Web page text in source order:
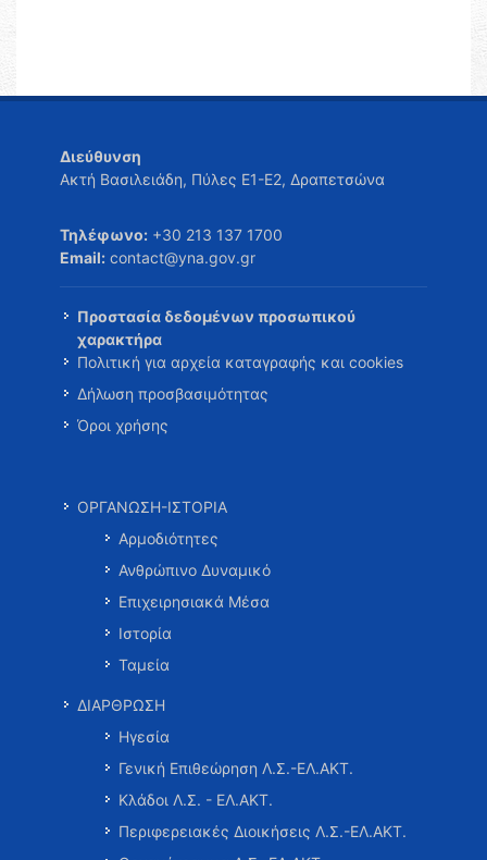
Διεύθυνση
Ακτή Βασιλειάδη, Πύλες Ε1-Ε2, Δραπετσώνα
Τηλέφωνο: +30 213 137 1700
Email: contact@yna.gov.gr
Προστασία δεδομένων προσωπικού
χαρακτήρα
Πολιτική για αρχεία καταγραφής και cookies
Δήλωση προσβασιμότητας
Όροι χρήσης
ΟΡΓΑΝΩΣΗ-ΙΣΤΟΡΙΑ
Αρμοδιότητες
Ανθρώπινο Δυναμικό
Επιχειρησιακά Μέσα
Ιστορία
Ταμεία
ΔΙΑΡΘΡΩΣΗ
Ηγεσία
Γενική Επιθεώρηση Λ.Σ.-ΕΛ.ΑΚΤ.
Κλάδοι Λ.Σ. - ΕΛ.ΑΚΤ.
Περιφερειακές Διοικήσεις Λ.Σ.-ΕΛ.ΑΚΤ.